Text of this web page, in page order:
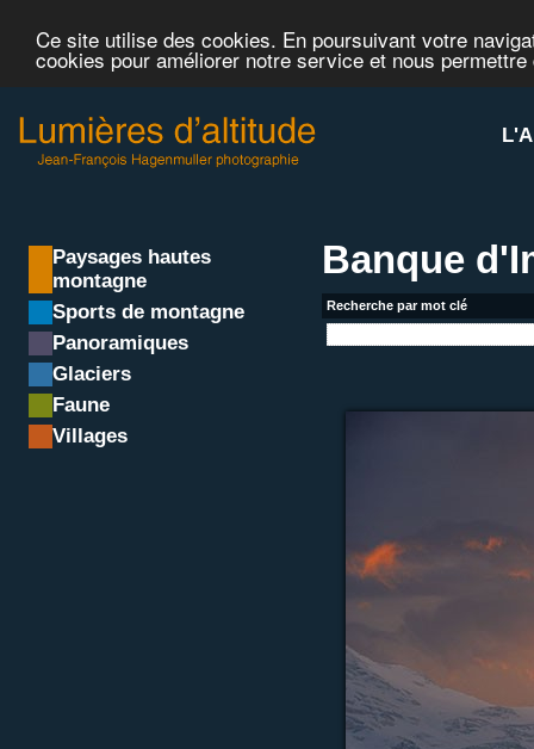
Ce site utilise des cookies. En poursuivant votre
cookies pour améliorer notre service et nous
Paysages hautes
montagne
Sports de montagne
Panoramiques
Glaciers
Faune
Villages
Banque
Recherche par mot clé